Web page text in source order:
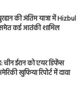
की अंतिम यात्रा में Hizbul
कई आतंकी शामिल
चीन ईरान को एयर डिफेंस
खुफिया रिपोर्ट में दावा